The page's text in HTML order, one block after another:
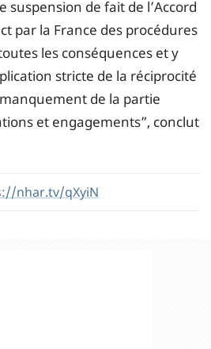
suspension de fait de l’Accord
par la France des procédures
les conséquences et y
stricte de la réciprocité
de la partie
et engagements”, conclut
nhar.tv/qXyiN